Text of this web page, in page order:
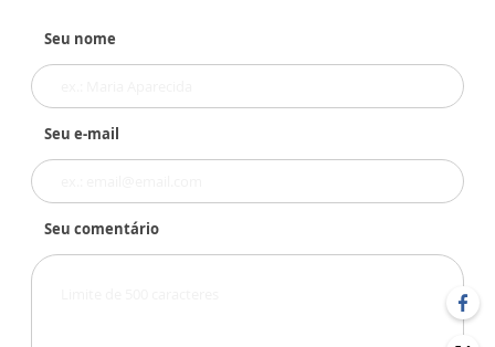
Seu nome
Seu e-mail
Seu comentário